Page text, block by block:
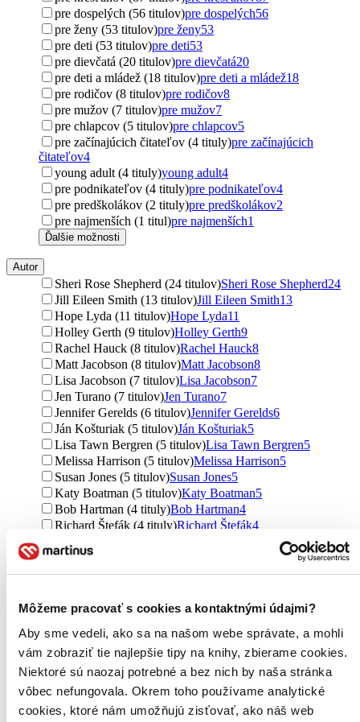
Môžeme pracovať s cookies a kontaktnými údajmi?
Aby sme vedeli, ako sa na našom webe správate, a mohli
vám zobraziť tie najlepšie tipy na knihy, zbierame cookies.
Niektoré sú naozaj potrebné a bez nich by naša stránka
vôbec nefungovala. Okrem toho používame analytické
cookies, ktoré nám umožňujú zisťovať, ako náš web
pre dospelých (56 titulov)pre dospelých56
pre ženy (53 titulov)pre ženy53
pre deti (53 titulov)pre deti53
pre dievčatá (20 titulov)pre dievčatá20
pre deti a mládež (18 titulov)pre deti a mládež18
pre rodičov (8 titulov)pre rodičov8
pre mužov (7 titulov)pre mužov7
pre chlapcov (5 titulov)pre chlapcov5
pre začínajúcich čitateľov (4 tituly)pre začínajúcich
čitateľov4
young adult (4 tituly)young adult4
pre podnikateľov (4 tituly)pre podnikateľov4
pre predškolákov (2 tituly)pre predškolákov2
pre najmenších (1 titul)pre najmenších1
Ďalšie možnosti
Autor
Sheri Rose Shepherd (24 titulov)Sheri Rose Shepherd24
Jill Eileen Smith (13 titulov)Jill Eileen Smith13
Hope Lyda (11 titulov)Hope Lyda11
Holley Gerth (9 titulov)Holley Gerth9
Rachel Hauck (8 titulov)Rachel Hauck8
Matt Jacobson (8 titulov)Matt Jacobson8
Lisa Jacobson (7 titulov)Lisa Jacobson7
Jen Turano (7 titulov)Jen Turano7
Jennifer Gerelds (6 titulov)Jennifer Gerelds6
Ján Košturiak (5 titulov)Ján Košturiak5
Lisa Tawn Bergren (5 titulov)Lisa Tawn Bergren5
Melissa Harrison (5 titulov)Melissa Harrison5
Susan Jones (5 titulov)Susan Jones5
Katy Boatman (5 titulov)Katy Boatman5
Bob Hartman (4 tituly)Bob Hartman4
Richard Štefák (4 tituly)Richard Štefák4
Barry Adams (4 tituly)
Ľubomír Klieštik (4 tituly)Ľubomír Klieštik4
Carolyn Larsen (4 tituly)Carolyn Larsen4
Jorge Mario Bergoglio – pápež František (3 tituly)Jorge
Mario Bergoglio – pápež František3
Jacques Philippe (3 tituly)Jacques Philippe3
Kevin Cotter (3 tituly)
Kevin Cotter
David Benham (3 tituly)
David Benham
Jason Benham (3 tituly)Jason Benham3